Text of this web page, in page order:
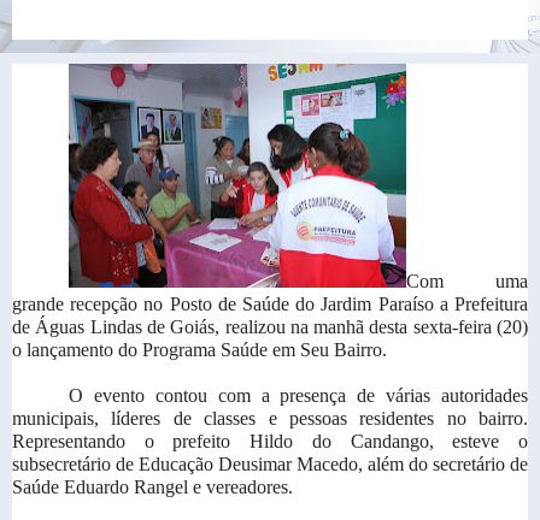
Com uma
grande recepção no Posto de Saúde do Jardim Paraíso a Prefeitura
de Águas Lindas de Goiás, realizou na manhã desta sexta-feira (20)
o lançamento do Programa Saúde em Seu Bairro.
O evento contou com a presença de várias autoridades
municipais, líderes de classes e pessoas residentes no bairro.
Representando o prefeito Hildo do Candango, esteve o
subsecretário de Educação Deusimar Macedo, além do secretário de
Saúde Eduardo Rangel e vereadores.